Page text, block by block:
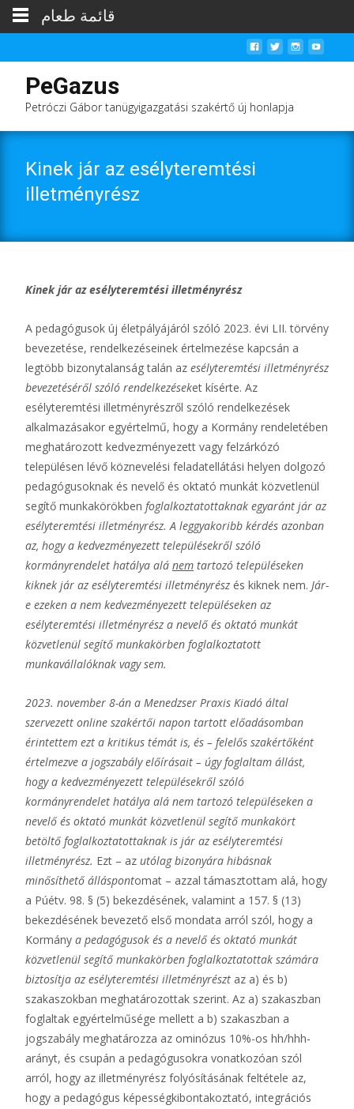
PeGazus
Petróczi Gábor tanügyigazgatási szakértő új honlapja
Kinek jár az esélyteremtési
illetményrész
Kinek jár az esélyteremtési illetményrész
A pedagógusok új életpályájáról szóló 2023. évi LII. törvény
bevezetése, rendelkezéseinek értelmezése kapcsán a
legtöbb bizonytalanság talán az esélyteremtési illetményrész
bevezetéséről szóló rendelkezéseket kísérte. Az
esélyteremtési illetményrészről szóló rendelkezések
alkalmazásakor egyértelmű, hogy a Kormány rendeletében
meghatározott kedvezményezett vagy felzárkózó
településen lévő köznevelési feladatellátási helyen dolgozó
pedagógusoknak és nevelő és oktató munkát közvetlenül
segítő munkakörökben foglalkoztatottaknak egyaránt jár az
esélyteremtési illetményrész. A leggyakoribb kérdés azonban
az, hogy a kedvezményezett településekről szóló
kormányrendelet hatálya alá nem tartozó településeken
kiknek jár az esélyteremtési illetményrész és kiknek nem. Jár-
e ezeken a nem kedvezményezett településeken az
esélyteremtési illetményrész a nevelő és oktató munkát
közvetlenül segítő munkakörben foglalkoztatott
munkavállalóknak vagy sem.
2023. november 8-án a Menedzser Praxis Kiadó által
szervezett online szakértői napon tartott előadásomban
érintettem ezt a kritikus témát is, és – felelős szakértőként
értelmezve a jogszabály előírásait – úgy foglaltam állást,
hogy a kedvezményezett településekről szóló
kormányrendelet hatálya alá nem tartozó településeken a
nevelő és oktató munkát közvetlenül segítő munkakört
betöltő foglalkoztatottaknak is jár az esélyteremtési
illetményrész. Ezt – az utólag bizonyára hibásnak
minősíthető álláspontomat – azzal támasztottam alá, hogy
a Púétv. 98. § (5) bekezdésének, valamint a 157. § (13)
bekezdésének bevezető első mondata arról szól, hogy a
Kormány a pedagógusok és a nevelő és oktató munkát
közvetlenül segítő munkakörben foglalkoztatottak számára
biztosítja az esélyteremtési illetményrészt az a) és b)
szakaszokban meghatározottak szerint. Az a) szakaszban
foglaltak egyértelműsége mellett a b) szakaszban a
jogszabály meghatározza az ominózus 10%-os hh/hhh-
arányt, és csupán a pedagógusokra vonatkozóan szól
arról, hogy az illetményrész folyósításának feltétele az,
hogy a pedagógus képességkibontakoztató, integrációs
قائمة طعام